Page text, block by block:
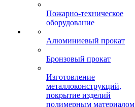
Пожарно-техническое
оборудование
Алюминиевый прокат
Бронзовый прокат
Изготовление
металлоконструкций,
покрытие изделий
полимерным материалом